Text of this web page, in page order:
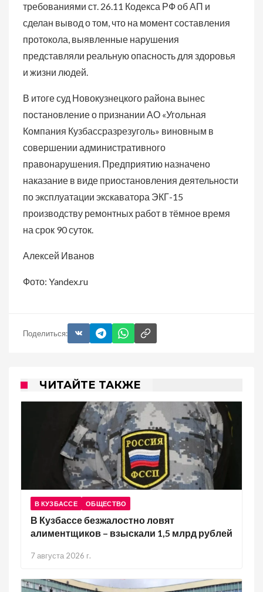
требованиями ст. 26.11 Кодекса РФ об АП и
сделан вывод о том, что на момент составления
протокола, выявленные нарушения
представляли реальную опасность для здоровья
и жизни людей.
В итоге суд Новокузнецкого района вынес
постановление о признании АО «Угольная
Компания Кузбассразрезуголь» виновным в
совершении административного
правонарушения. Предприятию назначено
наказание в виде приостановления деятельности
по эксплуатации экскаватора ЭКГ-15
производству ремонтных работ в тёмное время
на срок 90 суток.
Алексей Иванов
Фото: Yandex.ru
Поделиться:
ЧИТАЙТЕ ТАКЖЕ
В КУЗБАССЕ ОБЩЕСТВО
В Кузбассе безжалостно ловят
алиментщиков – взыскали 1,5 млрд рублей
7 августа 2026 г.